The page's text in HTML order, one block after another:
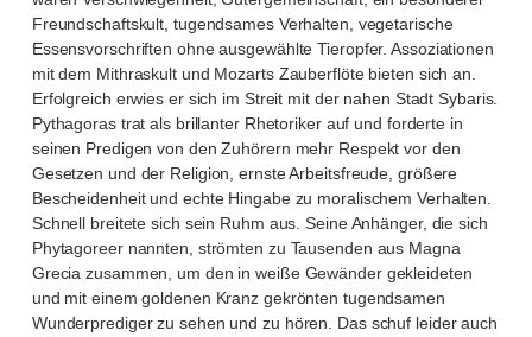
Freundschaftskult, tugendsames Verhalten, vegetarische
Essensvorschriften ohne ausgewählte Tieropfer. Assoziationen
mit dem Mithraskult und Mozarts Zauberflöte bieten sich an.
Erfolgreich erwies er sich im Streit mit der nahen Stadt Sybaris.
Pythagoras trat als brillanter Rhetoriker auf und forderte in
seinen Predigen von den Zuhörern mehr Respekt vor den
Gesetzen und der Religion, ernste Arbeitsfreude, größere
Bescheidenheit und echte Hingabe zu moralischem Verhalten.
Schnell breitete sich sein Ruhm aus. Seine Anhänger, die sich
Phytagoreer nannten, strömten zu Tausenden aus Magna
Grecia zusammen, um den in weiße Gewänder gekleideten
und mit einem goldenen Kranz gekrönten tugendsamen
Wunderprediger zu sehen und zu hören. Das schuf leider auch